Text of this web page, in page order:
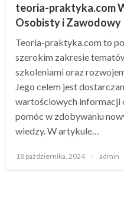
teoria-praktyka.com
Osobisty i Zawodowy
Teoria-praktyka.com to
szerokim zakresie
szkoleniami oraz
Jego celem jest
wartościowych informacji
pomóc w zdobywaniu
wiedzy. W artykule…
Opublikowane
18 października, 2024 admin